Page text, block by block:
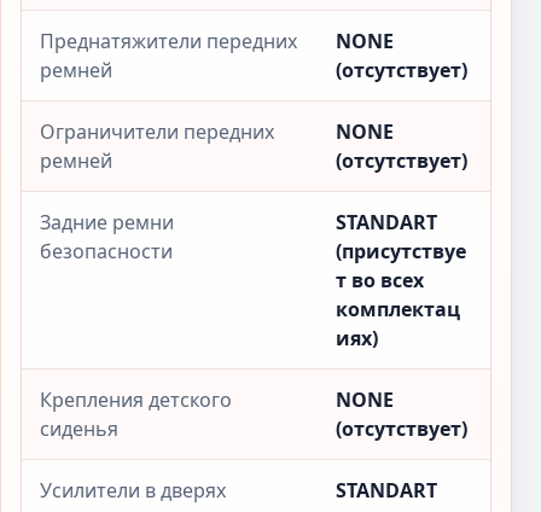
Преднатяжители передних
ремней
NONE
(отсутствует)
Ограничители передних
ремней
NONE
(отсутствует)
Задние ремни
безопасности
STANDART
(присутствуе
т во всех
комплектац
иях)
Крепления детского
сиденья
NONE
(отсутствует)
Усилители в дверях
STANDART